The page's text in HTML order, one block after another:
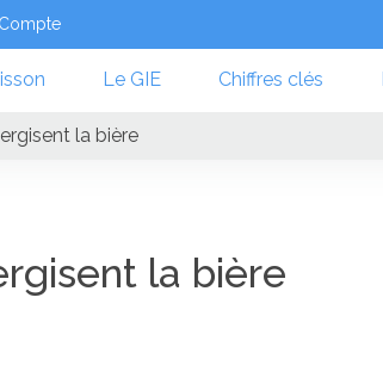
Le GIE Chiffres clés
la bière
la bière